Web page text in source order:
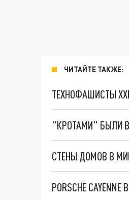
ЧИТАЙТЕ ТАКЖЕ:
ТЕХНОФАШИСТЫ
"КРОТАМИ" БЫЛИ
PORSCHE